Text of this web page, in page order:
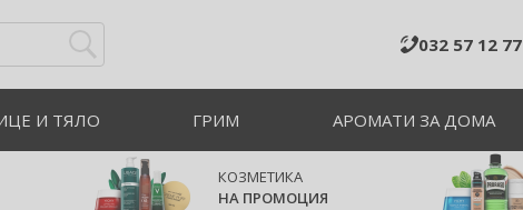
032 57 12 77
И ТЯЛО ГРИМ АРОМАТИ ЗА ДОМА
КОЗМЕТИКА
НА ПРОМОЦИЯ